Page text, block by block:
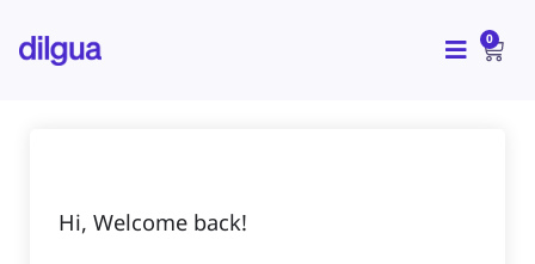
atla
0
Hi, Welcome back!